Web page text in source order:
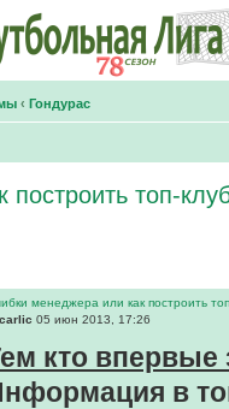
‹ Гондурас
топ-
менеджера или как построить
carlic 05 июн 2013, 17:26
кто впервые
в